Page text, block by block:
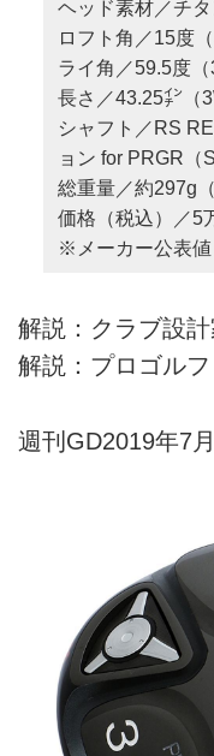
ヘッド素材／チタ
ロフト角／15度
ライ角／59.5度（
長さ／43.25㌅（
シャフト／RS
ョン for PRGR（
総重量／約297g
価格（税込）／5
※メーカー公表値
解説：クラブ設
解説：プロゴル
週刊GD2019年7